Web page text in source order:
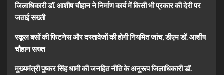
जिलाधिकारी डॉ. आशीष चौहान ने निर्माण कार्य में किसी भी प्रकार की देरी पर
जताई सख्ती
स्कूल बसों की फिटनेस और दस्तावेजों की होगी नियमित जांच, डीएम डॉ. आशीष
चौहान सख्त
मुख्यमंत्री पुष्कर सिंह धामी की जनहित नीति के अनुरूप जिलाधिकारी डॉ.